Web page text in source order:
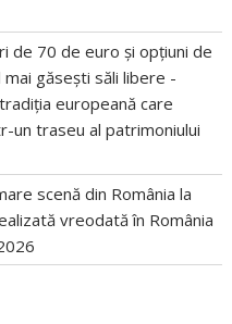
de 70 de euro și opțiuni de
găsești săli libere -
europeană care
un traseu al patrimoniului
scenă din România la
vreodată în România